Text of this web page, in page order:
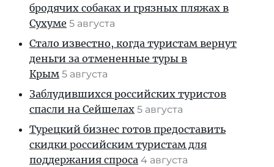
бродячих собаках и грязных пляжах в
Сухуме 5 августа
Стало известно, когда туристам вернут
деньги за отмененные туры в
Крым 5 августа
Заблудившихся российских туристов
спасли на Сейшелах 5 августа
Турецкий бизнес готов предоставить
скидки российским туристам для
поддержания спроса 4 августа